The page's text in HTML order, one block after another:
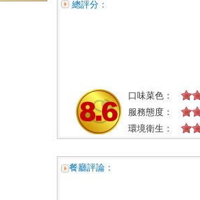
總評分：
口味菜色：
服務態度：
環境衛生：
餐廳評論：